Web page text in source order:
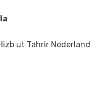
ut Tahrir Nederland